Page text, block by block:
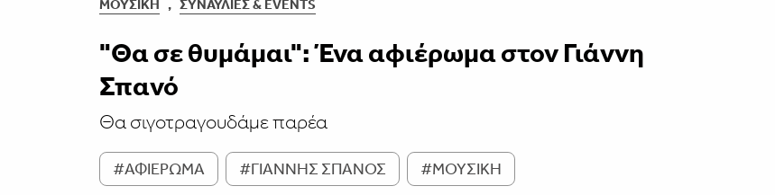
ΜΟΥΣΙΚΉ , ΣΥΝΑΥΛΊΕΣ & EVENTS
"Θα σε θυμάμαι": Ένα αφιέρωμα στον Γιάννη
Σπανό
Θα σιγοτραγουδάμε παρέα
#ΑΦΙΕΡΩΜΑ #ΓΙΑΝΝΗΣ ΣΠΑΝΟΣ #ΜΟΥΣΙΚΗ